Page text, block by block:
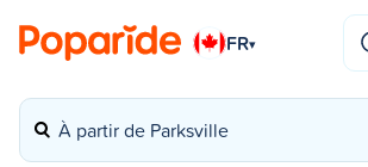
FR▾
À partir de Parksville